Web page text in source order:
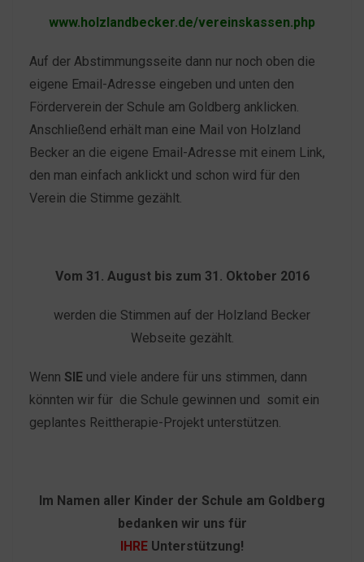
www.holzlandbecker.de/vereinskassen.php
Auf der Abstimmungsseite dann nur noch oben die
eigene Email-Adresse eingeben und unten den
Förderverein der Schule am Goldberg anklicken.
Anschließend erhält man eine Mail von Holzland
Becker an die eigene Email-Adresse mit einem Link,
den man einfach anklickt und schon wird für den
Verein die Stimme gezählt.
Vom 31. August bis zum 31. Oktober 2016
werden die Stimmen auf der Holzland Becker
Webseite gezählt.
Wenn SIE und viele andere für uns stimmen, dann
könnten wir für die Schule gewinnen und somit ein
geplantes Reittherapie-Projekt unterstützen.
Im Namen aller Kinder der Schule am Goldberg
bedanken wir uns für
IHRE Unterstützung!